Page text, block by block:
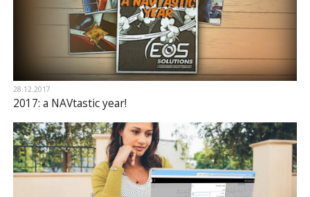
28.12.2017
2017: a NAVtastic year!